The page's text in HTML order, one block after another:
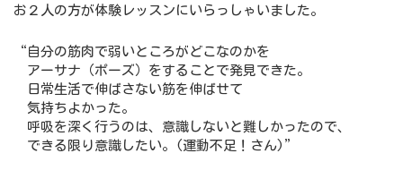
お２人の方が体験レッスンにいらっしゃいました。
“自分の筋肉で弱いところがどこなのかを
アーサナ（ポーズ）をすることで発見できた。
日常生活で伸ばさない筋を伸ばせて
気持ちよかった。
呼吸を深く行うのは、意識しないと難しかったので、
できる限り意識したい。(運動不足！さん)”